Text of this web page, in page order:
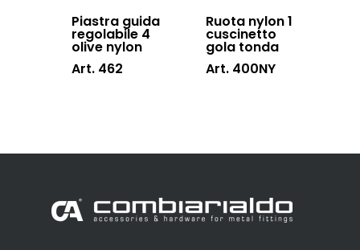
Piastra guida
regolabile 4
olive nylon
Art. 462
Ruota nylon 1
cuscinetto
gola tonda
Art. 400NY